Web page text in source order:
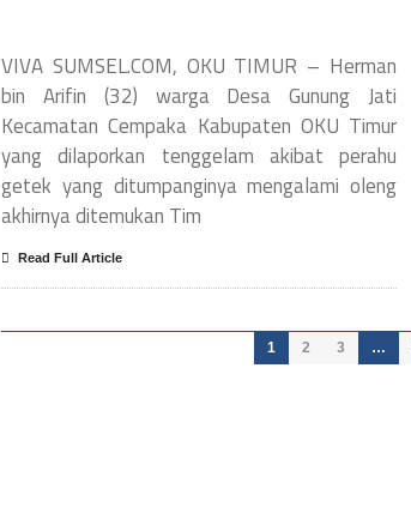
VIVA SUMSEL.COM, OKU TIMUR – Herman
bin Arifin (32) warga Desa Gunung Jati
Kecamatan Cempaka Kabupaten OKU Timur
yang dilaporkan tenggelam akibat perahu
getek yang ditumpanginya mengalami oleng
akhirnya ditemukan Tim
Read Full Article
1 2 3 …